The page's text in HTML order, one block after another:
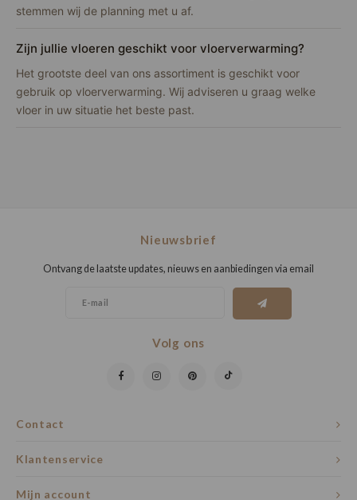
stemmen wij de planning met u af.
Zijn jullie vloeren geschikt voor vloerverwarming?
Het grootste deel van ons assortiment is geschikt voor
gebruik op vloerverwarming. Wij adviseren u graag welke
vloer in uw situatie het beste past.
Contact
Nieuwsbrief
Ontvang de laatste updates, nieuws en aanbiedingen via email
Volg ons
Klantenservice
Mijn account